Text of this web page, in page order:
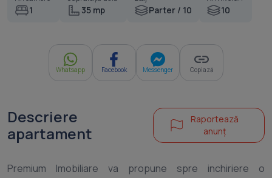
1 35 mp Parter / 10 10
Whatsapp Facebook Messenger Copiază
Descriere
apartament
Raportează
anunț
Premium Imobiliare va propune spre inchiriere o